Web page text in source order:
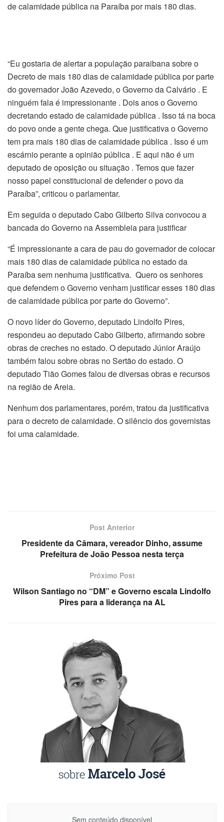
de calamidade pública na Paraíba por mais 180 dias.
“Eu gostaria de alertar a população paraibana sobre o
Decreto de mais 180 dias de calamidade pública por parte
do governador João Azevedo, o Governo da Calvário . E
ninguém fala é impressionante . Dois anos o Governo
decretando estado de calamidade pública . Isso tá na boca
do povo onde a gente chega. Que justificativa o Governo
tem pra mais 180 dias de calamidade pública . Isso é um
escárnio perante a opinião pública . E aqui não é um
deputado de oposição ou situação . Temos que fazer
nosso papel constitucional de defender o povo da
Paraíba”, criticou o parlamentar.
Em seguida o deputado Cabo Gilberto Silva convocou a
bancada do Governo na Assembleia para justificar
“É impressionante a cara de pau do governador de colocar
mais 180 dias de calamidade pública no estado da
Paraíba sem nenhuma justificativa. Quero os senhores
que defendem o Governo venham justificar esses 180 dias
de calamidade pública por parte do Governo”.
O novo líder do Governo, deputado Lindolfo Pires,
respondeu ao deputado Cabo Gilberto, afirmando sobre
obras de creches no estado. O deputado Júnior Araújo
também falou sobre obras no Sertão do estado. O
deputado Tião Gomes falou de diversas obras e recursos
na região de Areia.
Nenhum dos parlamentares, porém, tratou da justificativa
para o decreto de calamidade. O silêncio dos governistas
foi uma calamidade.
Post Anterior
Presidente da Câmara, vereador Dinho, assume
Prefeitura de João Pessoa nesta terça
Próximo Post
Wilson Santiago no “DM” e Governo escala Lindolfo
Pires para a liderança na AL
Sem conteúdo disponível